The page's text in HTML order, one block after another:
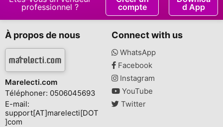
professionnel ?
compte
d App
À propos de nous
Marelecti.com
Téléphoner: 0506045693
E-mail:
support[AT]marelecti[DOT
]com
Connect with us
WhatsApp
Facebook
Instagram
YouTube
Twitter